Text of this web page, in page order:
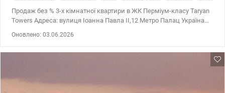
Продаж без % 3-х кімнатної квартири в ЖК Перміум-класу Taryan
Towers Адреса: вулиця Іоанна Павла II,12 Метро Палац Україна
відкрито панорамний ресторан з видами столиці, на даху другої
вежі парк просто неба зі штучним озером і зимовим садом, а на
Оновлено: 03.06.2026